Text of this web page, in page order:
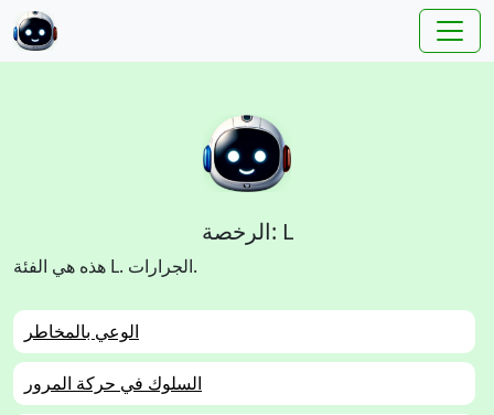
الرخصة: L
هذه هي الفئة L. الجرارات.
الوعي بالمخاطر
السلوك في حركة المرور